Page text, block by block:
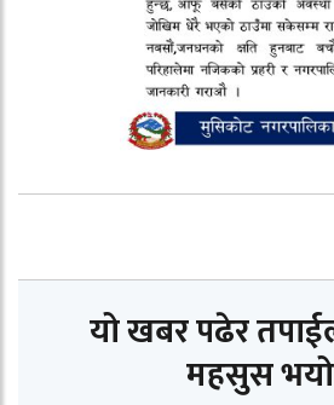
यो खबर पढेर
महसुस